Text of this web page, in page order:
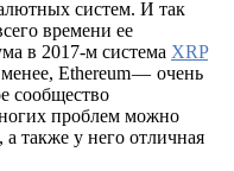
систем. И так
времени ее
в 2017-м система XRP
Ethereum — очень
сообщество
проблем можно
также у него отличная